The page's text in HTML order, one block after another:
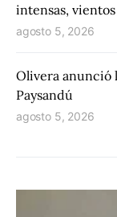
intensas,
agosto 5, 2026
Olivera anunció
Paysandú
agosto 5, 2026